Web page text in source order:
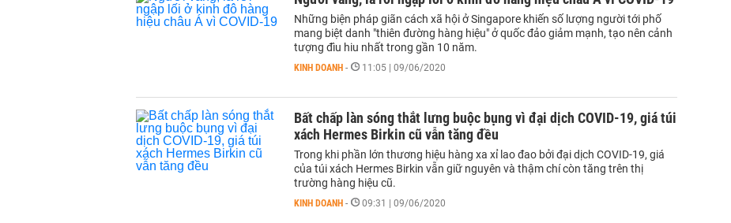
Những biện pháp giãn cách xã hội ở Singapore khiến số lượng người tới phố
mang biệt danh "thiên đường hàng hiệu" ở quốc đảo giảm mạnh, tạo nên cảnh
tượng đìu hiu nhất trong gần 10 năm.
KINH DOANH - 11:05 | 09/06/2020
Bất chấp làn sóng thắt lưng buộc bụng vì đại dịch COVID-19, giá túi
xách Hermes Birkin cũ vẫn tăng đều
Trong khi phần lớn thương hiệu hàng xa xỉ lao đao bởi đại dịch COVID-19, giá
của túi xách Hermes Birkin vẫn giữ nguyên và thậm chí còn tăng trên thị
trường hàng hiệu cũ.
KINH DOANH - 09:31 | 09/06/2020